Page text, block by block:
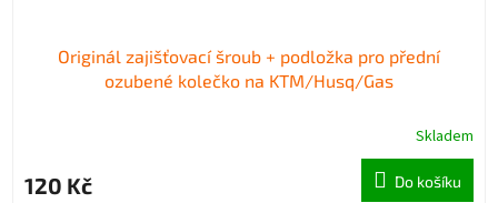
Originál zajišťovací šroub + podložka pro přední
ozubené kolečko na KTM/Husq/Gas
Skladem
120 Kč Do košíku